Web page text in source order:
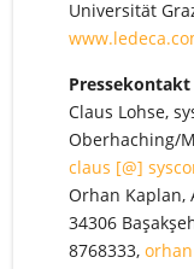
Universität
Pressekontakt
Claus Lohse,
Oberhaching/
claus [@]
Orhan Kaplan,
34306
8768333,